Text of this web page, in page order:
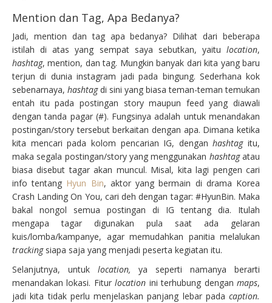
Mention dan Tag, Apa Bedanya?
Jadi, mention dan tag apa bedanya? Dilihat dari beberapa
istilah di atas yang sempat saya sebutkan, yaitu location,
hashtag, mention, dan tag. Mungkin banyak dari kita yang baru
terjun di dunia instagram jadi pada bingung. Sederhana kok
sebenarnaya, hashtagdi sini yang biasa teman-teman temukan
entah itu pada postingan story maupun feed yang diawali
dengan tanda pagar (#). Fungsinya adalah untuk menandakan
postingan/story tersebut berkaitan dengan apa. Dimana ketika
kita mencari pada kolom pencarian IG, denganhashtag itu,
maka segala postingan/story yang menggunakan hashtagatau
biasa disebut tagar akan muncul. Misal, kita lagi pengen cari
info tentang Hyun Bin, aktor yang bermain di drama Korea
Crash Landing On You, cari deh dengan tagar: #HyunBin. Maka
bakal nongol semua postingan di IG tentang dia. Itulah
mengapa tagar digunakan pula saat ada gelaran
kuis/lomba/kampanye, agar memudahkan panitia melalukan
tracking siapa saja yang menjadi peserta kegiatan itu.
Selanjutnya, untuk location, ya seperti namanya berarti
menandakan lokasi. Fiturlocation ini terhubung denganmaps,
jadi kita tidak perlu menjelaskan panjang lebar pada caption.